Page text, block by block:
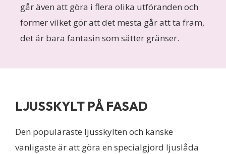
går även att göra i flera olika utföranden och
former vilket gör att det mesta går att ta fram,
det är bara fantasin som sätter gränser.
LJUSSKYLT PÅ FASAD
Den populäraste ljusskylten och kanske
vanligaste är att göra en specialgjord ljuslåda